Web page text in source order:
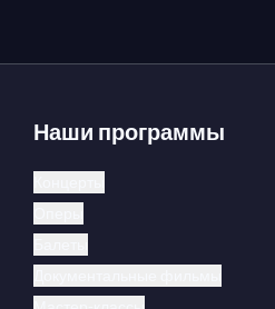
Наши программы